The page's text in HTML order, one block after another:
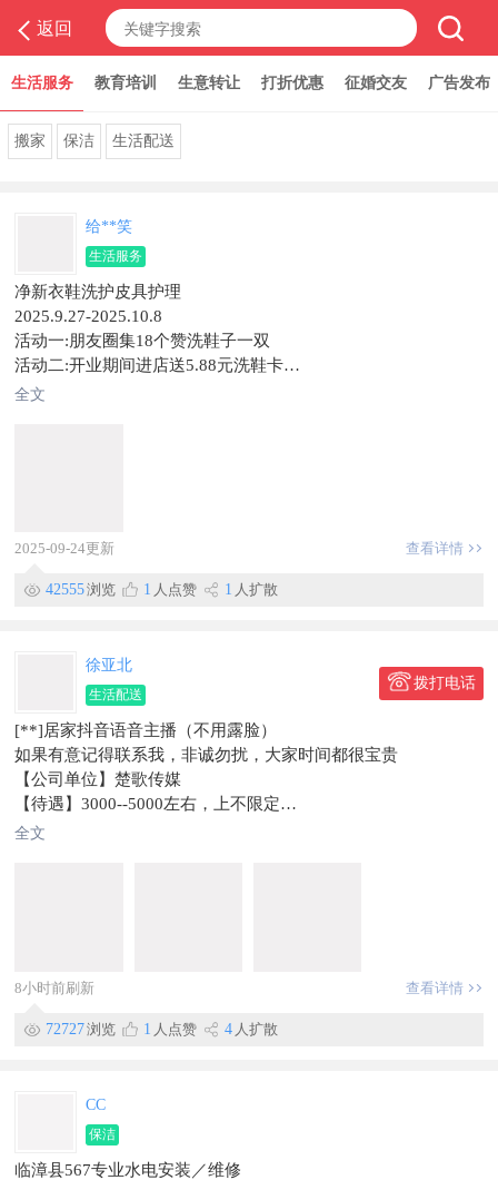
返回
生活服务
教育培训 生意转让 打折优惠 征婚交友 广告发布 旅游专栏
搬家 保洁 生活配送
给**笑
生活服务
净新衣鞋洗护皮具护理
2025.9.27-2025.10.8
活动一:朋友圈集18个赞洗鞋子一双
活动二:开业期间进店送5.88元洗鞋卡
活动三:9.9任洗风衣一件
一人限参加活动一次
电话:18330047438
全文
2025-09-24更新 查看详情
42555浏览 1 人点赞 1 人扩散
徐亚北
生活配送
拨打电话
[**]居家抖音语音主播（不用露脸）
如果有意记得联系我，非诚勿扰，大家时间都很宝贵
【公司单位】楚歌传媒
【待遇】3000--5000左右，上不限定
【福利】全程不收取任何费用，公司公会提供流量扶持，岗前培
【要求】男士18-35周岁，女士18-40周岁，会流利普通话。抖音
账号需要实名认证，方便开播。
全文
8小时前刷新 查看详情
72727浏览 1 人点赞 4 人扩散
CC
保洁
临漳县567专业水电安装／维修